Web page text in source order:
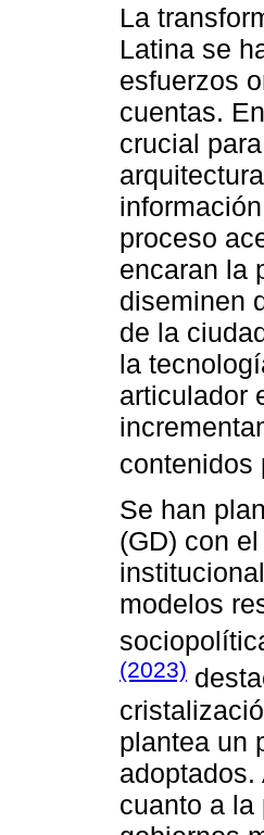
La
Latina se
esfuerzos
cuentas.
crucial
proceso
encaran la
diseminen
de la
la
articulador
contenidos
Se han
(GD) con
modelos
(2023)
plantea un
cuanto a la